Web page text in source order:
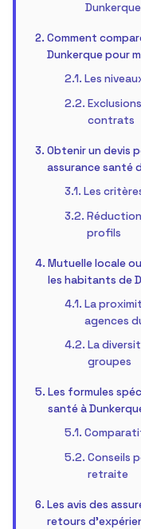
Dunkerque
Comment
Dunkerque pour
Les
contrats
Obtenir un devis
assurance santé
Les
profils
Mutuelle locale
les habitants de
La
agences
La
groupes
Les formules
santé à
Conseils
retraite
Les avis des
retours